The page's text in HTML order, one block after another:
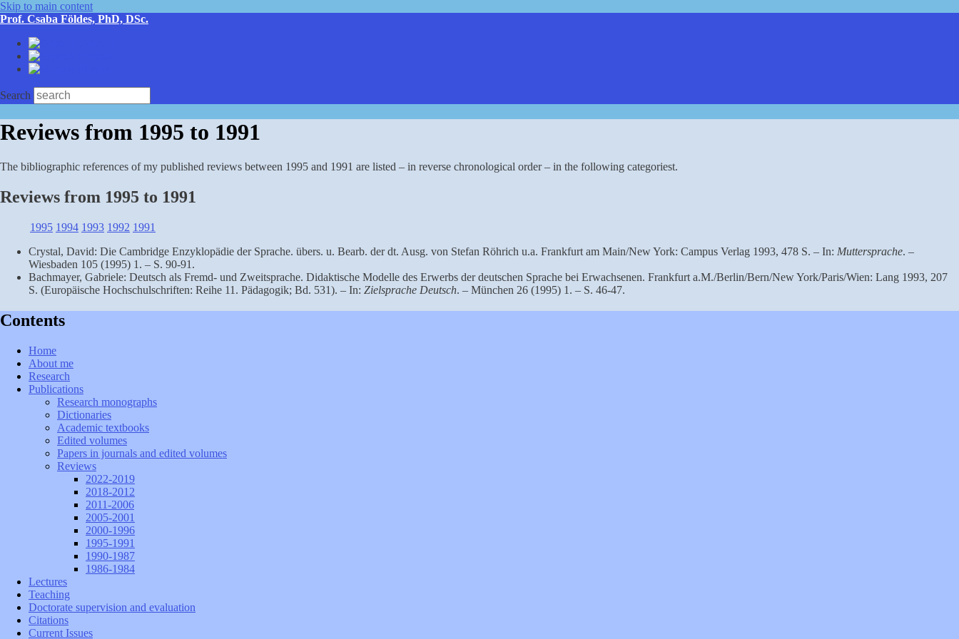
Skip to main content
Prof. Csaba Földes, PhD, DSc.
Search
Reviews from 1995 to 1991
The bibliographic references of my published reviews between 1995 and 1991 are listed – in reverse chronological order – in the following categoriest.
Reviews from 1995 to 1991
1995 1994 1993 1992 1991
Crystal, David: Die Cambridge Enzyklopädie der Sprache. übers. u. Bearb. der dt. Ausg. von Stefan Röhrich u.a. Frankfurt am Main/New York: Campus Verlag 1993, 478 S. – In: Muttersprache. –
Wiesbaden 105 (1995) 1. – S. 90-91.
Bachmayer, Gabriele: Deutsch als Fremd- und Zweitsprache. Didaktische Modelle des Erwerbs der deutschen Sprache bei Erwachsenen. Frankfurt a.M./Berlin/Bern/New York/Paris/Wien: Lang 1993, 207
S. (Europäische Hochschulschriften: Reihe 11. Pädagogik; Bd. 531). – In: Zielsprache Deutsch. – München 26 (1995) 1. – S. 46-47.
Contents
Home
About me
Research
Publications
Research monographs
Dictionaries
Academic textbooks
Edited volumes
Papers in journals and edited volumes
Reviews
2022-2019
2018-2012
2011-2006
2005-2001
2000-1996
1995-1991
1990-1987
1986-1984
Lectures
Teaching
Doctorate supervision and evaluation
Citations
Current Issues